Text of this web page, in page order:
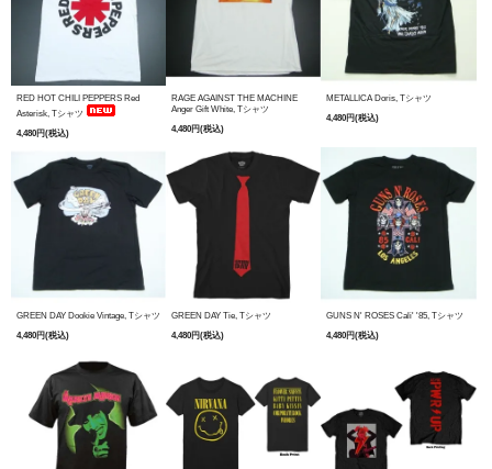
RED HOT CHILI PEPPERS Red
Asterisk, Tシャツ
4,480円(税込)
RAGE AGAINST THE MACHINE
Anger Gift White, Tシャツ
4,480円(税込)
METALLICA Doris, Tシャツ
4,480円(税込)
GREEN DAY Dookie Vintage, Tシャツ
4,480円(税込)
GREEN DAY Tie, Tシャツ
4,480円(税込)
GUNS N' ROSES Cali' '85, Tシャツ
4,480円(税込)